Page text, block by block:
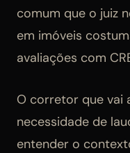
comum que o juiz
em imóveis
avaliações com
O corretor que vai
necessidade de
entender o